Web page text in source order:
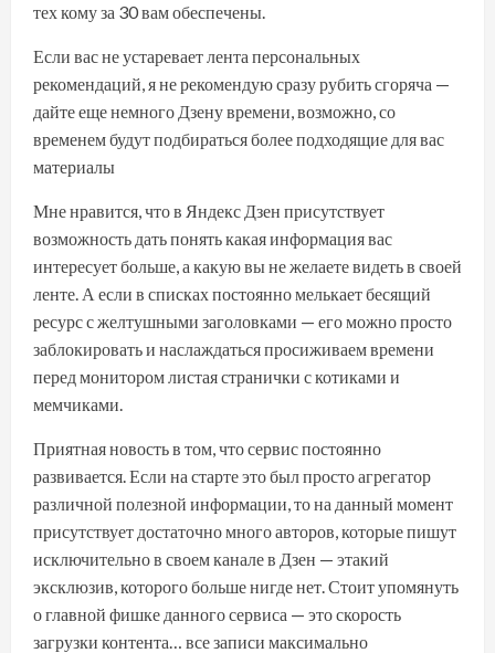
тех кому за 30 вам обеспечены.
Если вас не устаревает лента персональных
рекомендаций, я не рекомендую сразу рубить сгоряча —
дайте еще немного Дзену времени, возможно, со
временем будут подбираться более подходящие для вас
материалы
Мне нравится, что в Яндекс Дзен присутствует
возможность дать понять какая информация вас
интересует больше, а какую вы не желаете видеть в своей
ленте. А если в списках постоянно мелькает бесящий
ресурс с желтушными заголовками — его можно просто
заблокировать и наслаждаться просиживаем времени
перед монитором листая странички с котиками и
мемчиками.
Приятная новость в том, что сервис постоянно
развивается. Если на старте это был просто агрегатор
различной полезной информации, то на данный момент
присутствует достаточно много авторов, которые пишут
исключительно в своем канале в Дзен — этакий
эксклюзив, которого больше нигде нет. Стоит упомянуть
о главной фишке данного сервиса — это скорость
загрузки контента… все записи максимально